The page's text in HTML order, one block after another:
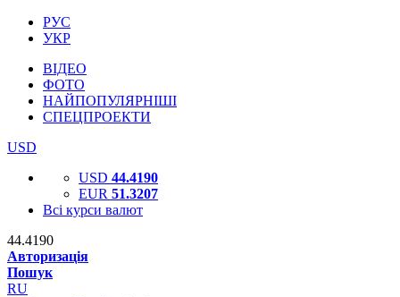
РУС
УКР
ВІДЕО
ФОТО
НАЙПОПУЛЯРНІШІ
СПЕЦПРОЕКТИ
USD
USD 44.4190
EUR 51.3207
Всі курси валют
44.4190
Авторизація
Пошук
RU